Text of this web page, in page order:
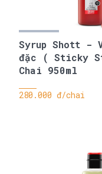
Syrup Shott -
đặc ( Sticky
Chai 950ml
280.000 đ/chai